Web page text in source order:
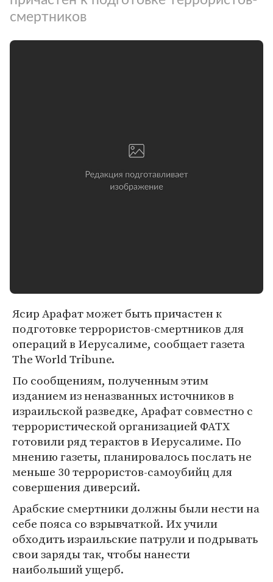
смертников
Ясир Арафат может быть причастен к
подготовке террористов-смертников для
операций в Иерусалиме, сообщает газета
The World Tribune.
По сообщениям, полученным этим
изданием из неназванных источников в
израильской разведке, Арафат совместно с
террористической организацией ФАТХ
готовили ряд терактов в Иерусалиме. По
мнению газеты, планировалось послать не
меньше 30 террористов-самоубийц для
совершения диверсий.
Арабские смертники должны были нести на
себе пояса со взрывчаткой. Их учили
обходить израильские патрули и подрывать
свои заряды так, чтобы нанести
наибольший ущерб.